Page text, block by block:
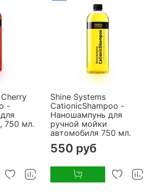
-
750 мл.
Shine Systems
CationicShampoo -
Наношампунь для
ручной мойки
автомобиля 750 мл.
550 руб